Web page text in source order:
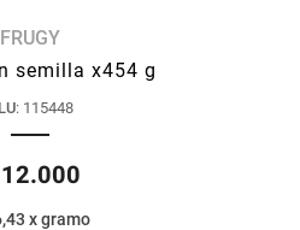
FRUGY
semilla x454 g
: 115448
12.000
xgramo